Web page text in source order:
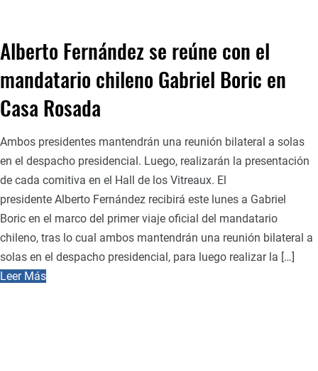
Alberto Fernández se reúne con el
mandatario chileno Gabriel Boric en
Casa Rosada
Ambos presidentes mantendrán una reunión bilateral a solas
en el despacho presidencial. Luego, realizarán la presentación
de cada comitiva en el Hall de los Vitreaux. El
presidente Alberto Fernández recibirá este lunes a Gabriel
Boric en el marco del primer viaje oficial del mandatario
chileno, tras lo cual ambos mantendrán una reunión bilateral a
solas en el despacho presidencial, para luego realizar la […]
Leer Más